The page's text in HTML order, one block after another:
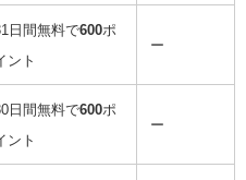
日間無料で600ポ
ント
ー
日間無料で600ポ
ント
ー